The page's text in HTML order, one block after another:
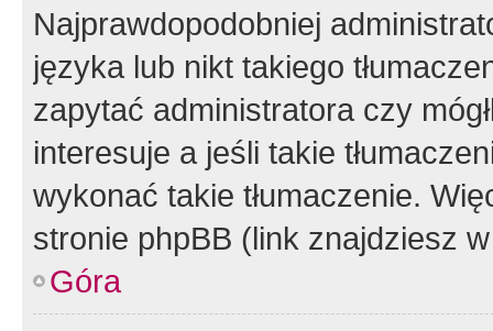
Najprawdopodobniej
języka lub nikt takiego
zapytać administratora czy
interesuje a jeśli takie
wykonać takie tłumaczenie.
stronie phpBB (link znajdziesz
Góra